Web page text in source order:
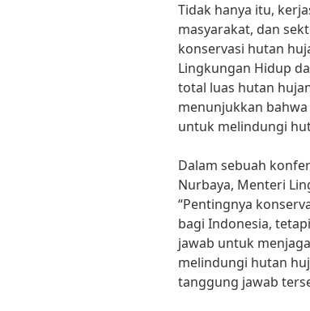
Tidak hanya itu,
masyarakat, dan
konservasi hutan
Lingkungan Hidup
total luas hutan
menunjukkan
untuk melindungi
Dalam sebuah
Nurbaya, Menteri
“Pentingnya
bagi Indonesia,
jawab untuk
melindungi hutan
tanggung jawab